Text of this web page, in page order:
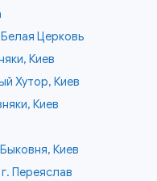
Церковь
Киев
Хутор, Киев
Киев
Киев
Переяслав